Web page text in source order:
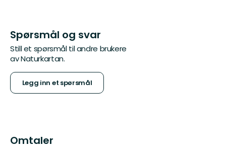
Spørsmål og svar
Still et spørsmål til andre brukere
av Naturkartan.
Legg inn et spørsmål
Omtaler